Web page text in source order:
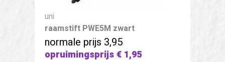
uni
raamstift PWE5M zwart
normale prijs 3,95
opruimingsprijs€ 1,95